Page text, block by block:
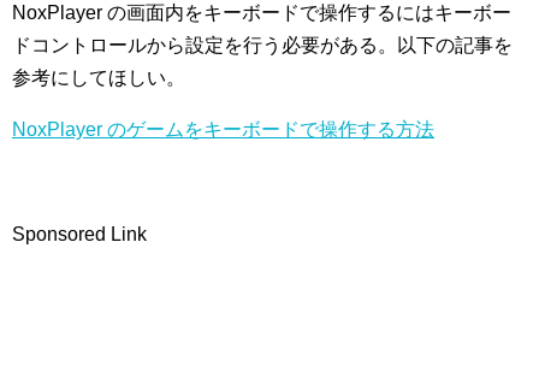
NoxPlayer の画面内をキーボードで操作するにはキーボー
ドコントロールから設定を行う必要がある。以下の記事を
参考にしてほしい。
NoxPlayer のゲームをキーボードで操作する方法
Sponsored Link